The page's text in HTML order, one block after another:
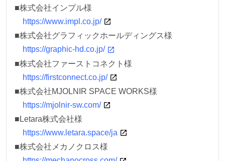
■株式会社インプル様
https://www.impl.co.jp/
■株式会社グラフィックホールディングス様
https://graphic-hd.co.jp/
■株式会社ファーストコネクト様
https://firstconnect.co.jp/
■株式会社MJOLNIR SPACE WORKS様
https://mjolnir-sw.com/
■Letara株式会社様
https://www.letara.space/ja
■株式会社メカノクロス様